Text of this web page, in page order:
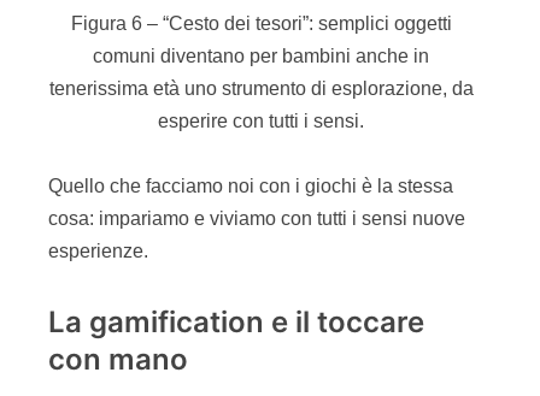
Queste caratteristiche saranno riprese nella lista
dei giochi che vedremo in questi mesi insieme e
vi aiuteranno a individuare i giochi che fanno per
Make or buy?
ad apprendere i valori e i princìpi di Agile. Perche’
idearne di nuovi? Potrebbe essere utile per
adattare meglio il gioco al contesto dove si andrà